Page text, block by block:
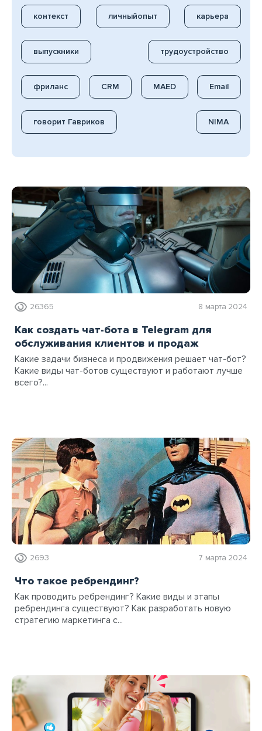
контекст личныйопыт карьера
выпускники трудоустройство
фриланс CRM MAED Email
говорит Гавриков NIMA
26365 8 марта 2024
Как создать чат-бота в Telegram для
обслуживания клиентов и продаж
Какие задачи бизнеса и продвижения решает чат-бот?
Какие виды чат-ботов существуют и работают лучше
всего?...
2693 7 марта 2024
Что такое ребрендинг?
Как проводить ребрендинг? Какие виды и этапы
ребрендинга существуют? Как разработать новую
стратегию маркетинга с...